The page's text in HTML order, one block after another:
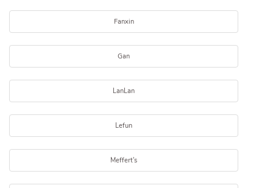
Fanxin
Gan
LanLan
Lefun
Meffert's